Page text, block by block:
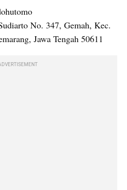
No. 347, Gemah, Kec.
Jawa Tengah 50611